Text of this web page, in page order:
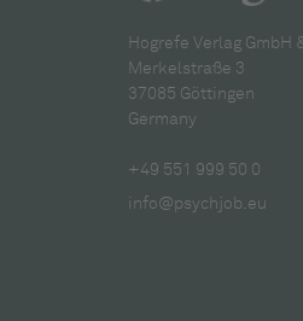
Hogrefe Verlag GmbH
Merkelstraße 3
37085 Göttingen
Germany
+49 551 999 50 0
info@psychjob.eu